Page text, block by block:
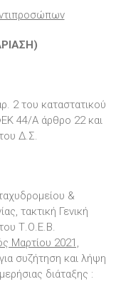
του καταστατικού
44/Α άρθρο 22 και
Δ.Σ.
&
τακτική Γενική
Τ.Ο.Ε.Β.
Μαρτίου 2021,
συζήτηση και λήψη
διάταξης :